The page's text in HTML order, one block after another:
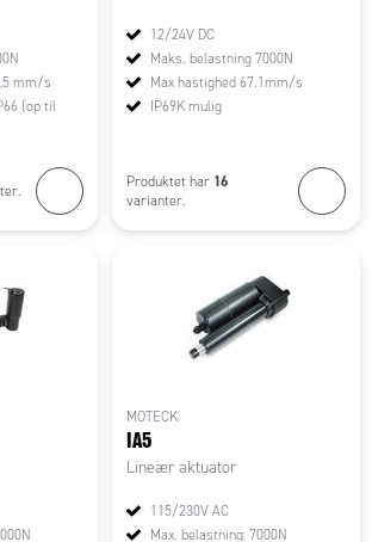
mm/s
(op til
12/24V DC
Maks. belastning 7000N
Max hastighed 67.1mm/s
IP69K mulig
Produktet har 16
varianter.
MOTECK
IA5
Lineær aktuator
115/230V AC
Max. belastning: 7000N